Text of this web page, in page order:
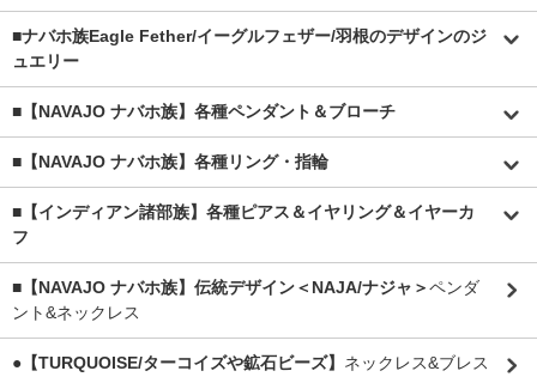
■ナバホ族Eagle Fether/イーグルフェザー/羽根のデザインのジ
ュエリー
■【NAVAJO ナバホ族】各種ペンダント＆ブローチ
■【NAVAJO ナバホ族】各種リング・指輪
■【インディアン諸部族】各種ピアス＆イヤリング＆イヤーカ
フ
■【NAVAJO ナバホ族】伝統デザイン＜NAJA/ナジャ＞ペンダ
ント&ネックレス
●【TURQUOISE/ターコイズや鉱石ビーズ】 ネックレス&ブレス